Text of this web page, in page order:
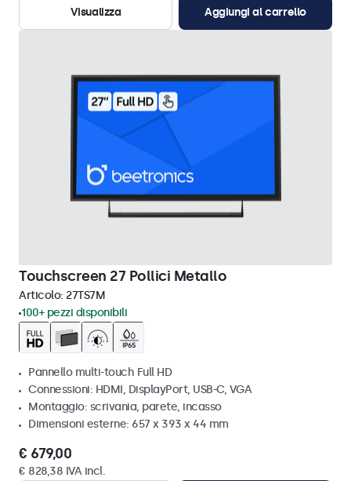
Visualizza Aggiungi al carrello
Touchscreen 27 Pollici Metallo
Articolo: 27TS7M
100+ pezzi disponibili
Pannello multi-touch Full HD
Connessioni: HDMI, DisplayPort, USB-C, VGA
Montaggio: scrivania, parete, incasso
Dimensioni esterne: 657 x 393 x 44 mm
€ 679,00
€ 828,38 IVA incl.